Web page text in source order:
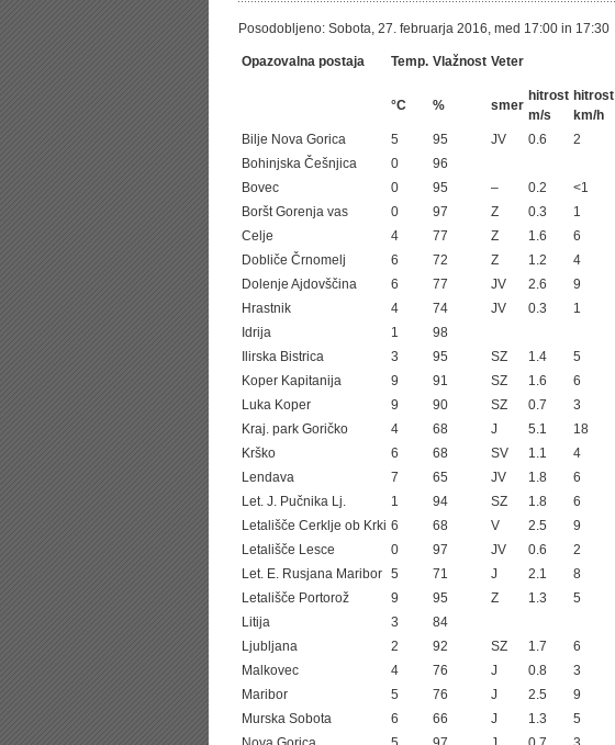
Posodobljeno: Sobota, 27. februarja 2016, med 17:00 in 17:30
Opazovalna postaja Temp. Vlažnost Veter
°C % smer
hitrost
m/s
hitrost
km/h
Bilje Nova Gorica 5 95 JV 0.6 2
Bohinjska Češnjica
0
96
Bovec
0 95 – 0.2 <1
Boršt Gorenja vas
0 97 Z 0.3 1
Celje
4 77 Z 1.6 6
Dobliče Črnomelj
6 72 Z 1.2 4
Dolenje Ajdovščina
6 77 JV 2.6 9
Hrastnik
4 74 JV 0.3 1
Idrija
1
98
Ilirska Bistrica
3 95 SZ 1.4 5
Koper Kapitanija
9 91 SZ 1.6 6
Luka Koper
9 90 SZ 0.7 3
Kraj. park Goričko
4 68 J 5.1 18
Krško
6 68 SV 1.1 4
Lendava
7 65 JV 1.8 6
Let. J. Pučnika Lj.
1 94 SZ 1.8 6
Letališče Cerklje ob Krki 6 68 V 2.5 9
Letališče Lesce
0 97 JV 0.6 2
Let. E. Rusjana Maribor 5 71 J 2.1 8
Letališče Portorož
9 95 Z 1.3 5
Litija
3 84
Ljubljana
2 92 SZ 1.7 6
Malkovec
4 76 J 0.8 3
Maribor
5 76 J 2.5 9
Murska Sobota
6 66 J 1.3 5